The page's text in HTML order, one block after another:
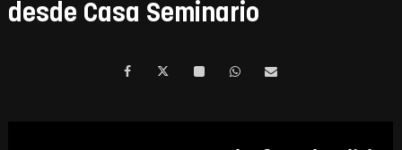
desde Casa Seminario